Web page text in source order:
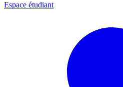
Espace étudiant